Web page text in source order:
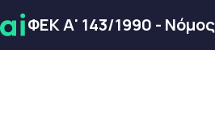
ΦΕΚ Α' 143/1990 -